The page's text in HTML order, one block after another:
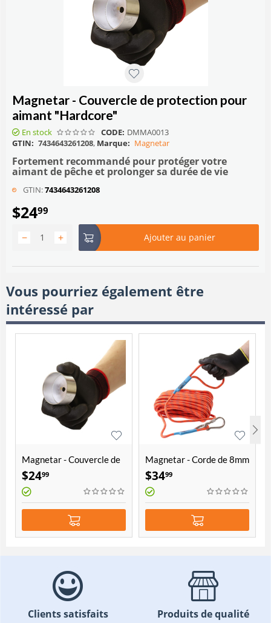
Magnetar - Couvercle de protection pour
aimant "Hardcore"
En stock CODE: DMMA0013
GTIN: 7434643261208, Marque: Magnetar
Fortement recommandé pour protéger votre
aimant de pêche et prolonger sa durée de vie
GTIN:7434643261208
$2499
+
− Ajouter au panier
Vous pourriez également être
intéressé par
Magnetar - Couvercle de
protection pour aimant
"Hardcore"
$2499
Magnetar - Corde de 8mm
d'épaisseur et 20 mètres
de longueur
$3499
Clients satisfaits Produits de qualité